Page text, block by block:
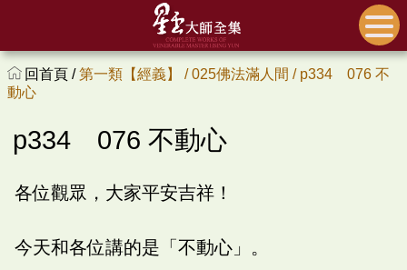
回首頁 /第一類【經義】 /025佛法滿人間 / p334 076 不
動心
p334 076 不動心
各位觀眾，大家平安吉祥！
今天和各位講的是「不動心」。